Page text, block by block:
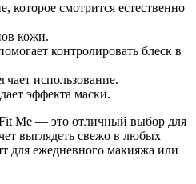
которое смотрится естественно
кожи.
контролировать блеск в
использование.
эффекта маски.
Me — это отличный выбор для
выглядеть свежо в любых
для ежедневного макияжа или